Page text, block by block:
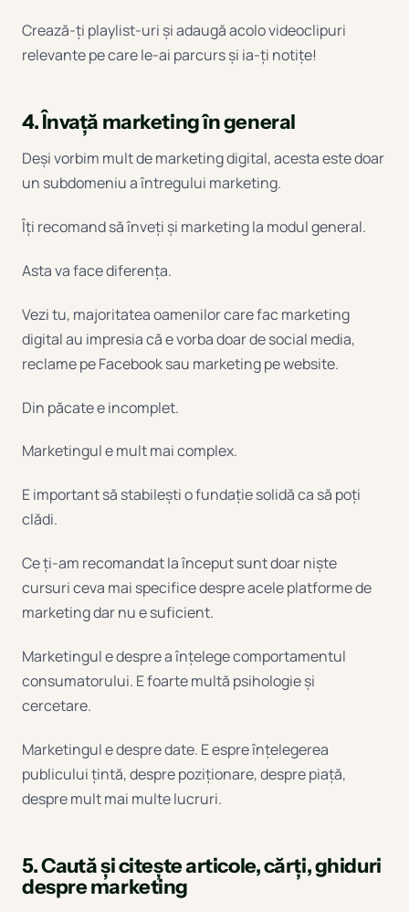
Crează-ți playlist-uri și adaugă acolo videoclipuri
relevante pe care le-ai parcurs și ia-ți notițe!
4. Învață marketing în general
Deși vorbim mult de marketing digital, acesta este doar
un subdomeniu a întregului marketing.
Îți recomand să înveți și marketing la modul general.
Asta va face diferența.
Vezi tu, majoritatea oamenilor care fac marketing
digital au impresia că e vorba doar de social media,
reclame pe Facebook sau marketing pe website.
Din păcate e incomplet.
Marketingul e mult mai complex.
E important să stabilești o fundație solidă ca să poți
clădi.
Ce ți-am recomandat la început sunt doar niște
cursuri ceva mai specifice despre acele platforme de
marketing dar nu e suficient.
Marketingul e despre a înțelege comportamentul
consumatorului. E foarte multă psihologie și
cercetare.
Marketingul e despre date. E espre înțelegerea
publicului țintă, despre poziționare, despre piață,
despre mult mai multe lucruri.
5. Caută și citește articole, cărți, ghiduri
despre marketing